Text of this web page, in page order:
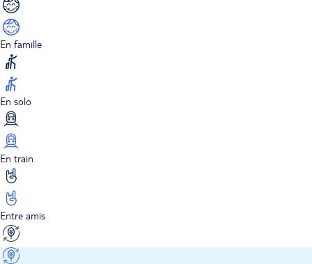
En famille
En solo
En train
Entre amis